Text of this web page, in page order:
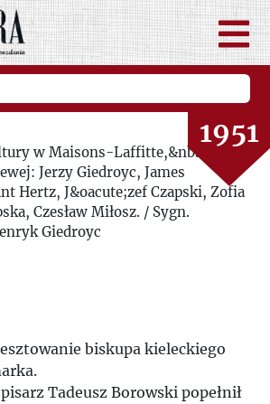
1949
1950
1951
1952
1956
w Maisons-Laffitte,&nbsp;przy
Jerzy Giedroyc, James
Hertz, J&oacute;zef Czapski, Zofia
Czesław Miłosz. / Sygn.
Giedroyc
biskupa kieleckiego
Tadeusz Borowski popełnił